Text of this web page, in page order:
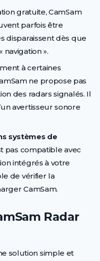
gratuite, CamSam
parfois être
disparaissent dès que
navigation ».
à certaines
ne propose pas
des radars signalés. Il
avertisseur sonore
systèmes de
pas compatible avec
intégrés à votre
de vérifier la
CamSam.
Radar
solution simple et